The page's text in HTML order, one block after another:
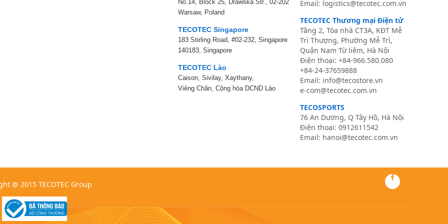
No.14, Block 25, Drawska Str., 02-202
Warsaw, Poland
TECOTEC Singapore
183 Stirling Road, #02-232, Singapore
140183, Singapore
TECOTEC Lào
Caison, Sivilay, Xaythany,
Viêng Chăn, Cộng hòa DCND Lào
Email: logistics@tecotec.com.vn
TECOTEC Thương mại Điện tử
Tầng 2, Tòa nhà CT3A, KĐT Mễ
Trì Thượng, Phường Mễ Trì,
Quận Nam Từ liêm, Hà Nội
Điện thoại: +84-966.580.080
+84-24-37659888
Email: info@tecostore.vn
e-com@tecotec.com.vn
TECOSPORTS
76 An Dương, Q Tây Hồ, Hà Nội
Điện thoại: 0912611542
Email: hanoi@tecotec.com.vn
@ 2015 TECOTEC Group